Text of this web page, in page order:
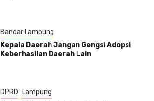
Bandar Lampung
Kepala Daerah Jangan Gengsi Adopsi
Keberhasilan Daerah Lain
DPRD Lampung